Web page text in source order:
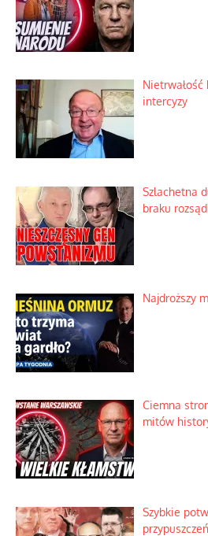
intercyzy
Szlachetna
braku
Najdroższy
Ciemna
mitów
Szybkie